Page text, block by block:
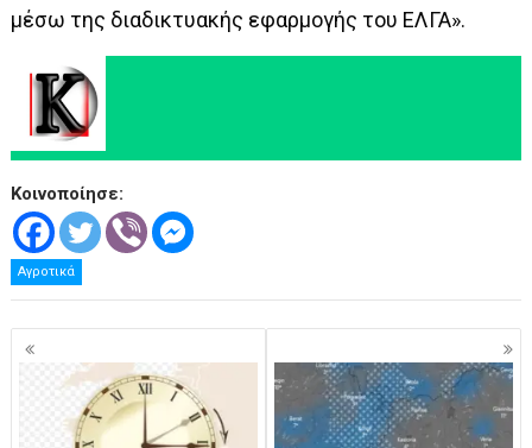
μέσω της διαδικτυακής εφαρμογής του ΕΛΓΑ».
Κοινοποίησε:
Αγροτικά
Πλοήγηση
άρθρων